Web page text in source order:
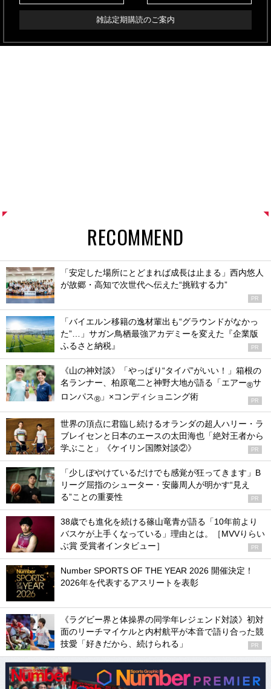
雑誌定期購読のご案内
RECOMMEND
「安定した場所にとどまれば成長は止まる」西内悠人
が故郷・高知で次世代へ伝えた“挑戦する力”
PR
「バイエルン移籍の逸材輩出も“グラウンドがなかっ
た”…」サガン鳥栖最強アカデミーを変えた『企業版
ふるさと納税』
PR
《山の神対談》「やっぱり“タイパ”がいい！」箱根の
名ランナー、柏原竜二と神野大地が語る「エアー®サ
ロンパス® 」×コンディショニング術 PR
世界の頂点に君臨し続けるオランダの超人ハリー・ラ
ブレイセンと日本のエースの太田海也「絶対王者から
学ぶこと」《ケイリン国際対談②》
PR
「少しぼやけているだけでも感覚が狂ってきます」B
リーグ屈指のシューター・安藤周人が明かす“見え
る”ことの重要性
PR
38歳でも進化を続ける篠山竜青が語る「10年前より
バスケが上手くなっている」理由とは。［MVVりらい
ぶ賞 受賞者インタビュー］
PR
Number SPORTS OF THE YEAR 2026 開催決定！
2026年を代表するアスリートを表彰
《ラグビー界と体操界の同学年レジェンド対談》初対
面のリーチマイケルと内村航平が本音で語り合った競
技愛「好きだから、続けられる」
PR